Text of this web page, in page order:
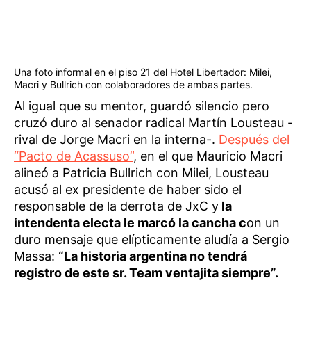
Una foto informal en el piso 21 del Hotel Libertador: Milei,
Macri y Bullrich con colaboradores de ambas partes.
Al igual que su mentor, guardó silencio pero
cruzó duro al senador radical Martín Lousteau -
rival de Jorge Macri en la interna-. Después del
“Pacto de Acassuso”, en el que Mauricio Macri
alineó a Patricia Bullrich con Milei, Lousteau
acusó al ex presidente de haber sido el
responsable de la derrota de JxC y la
intendenta electa le marcó la cancha con un
duro mensaje que elípticamente aludía a Sergio
Massa: “La historia argentina no tendrá
registro de este sr. Team ventajita siempre”.